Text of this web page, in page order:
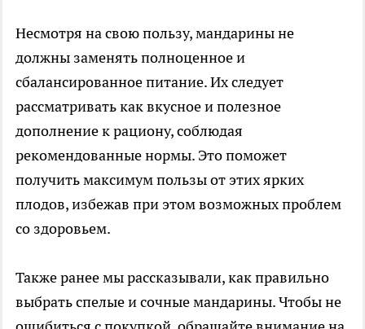
Несмотря на свою пользу, мандарины не
должны заменять полноценное и
сбалансированное питание. Их следует
рассматривать как вкусное и полезное
дополнение к рациону, соблюдая
рекомендованные нормы. Это поможет
получить максимум пользы от этих ярких
плодов, избежав при этом возможных проблем
со здоровьем.
Также ранее мы рассказывали, как правильно
выбрать спелые и сочные мандарины. Чтобы не